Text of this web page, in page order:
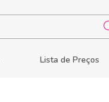
Lista de Preços